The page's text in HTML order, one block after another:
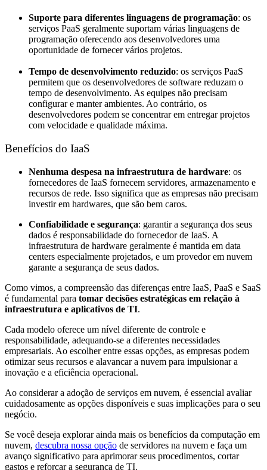
Suporte para diferentes linguagens de programação: os
serviços PaaS geralmente suportam várias linguagens de
programação oferecendo aos desenvolvedores uma
oportunidade de fornecer vários projetos.
Tempo de desenvolvimento reduzido: os serviços PaaS
permitem que os desenvolvedores de software reduzam o
tempo de desenvolvimento. As equipes não precisam
configurar e manter ambientes. Ao contrário, os
desenvolvedores podem se concentrar em entregar projetos
com velocidade e qualidade máxima.
Benefícios do IaaS
Nenhuma despesa na infraestrutura de hardware: os
fornecedores de IaaS fornecem servidores, armazenamento e
recursos de rede. Isso significa que as empresas não precisam
investir em hardwares, que são bem caros.
Confiabilidade e segurança: garantir a segurança dos seus
dados é responsabilidade do fornecedor de IaaS. A
infraestrutura de hardware geralmente é mantida em data
centers especialmente projetados, e um provedor em nuvem
garante a segurança de seus dados.
Como vimos, a compreensão das diferenças entre IaaS, PaaS e SaaS
é fundamental para tomar decisões estratégicas em relação à
infraestrutura e aplicativos de TI.
Cada modelo oferece um nível diferente de controle e
responsabilidade, adequando-se a diferentes necessidades
empresariais. Ao escolher entre essas opções, as empresas podem
otimizar seus recursos e alavancar a nuvem para impulsionar a
inovação e a eficiência operacional.
Ao considerar a adoção de serviços em nuvem, é essencial avaliar
cuidadosamente as opções disponíveis e suas implicações para o seu
negócio.
Se você deseja explorar ainda mais os benefícios da computação em
nuvem, descubra nossa opção de servidores na nuvem e faça um
avanço significativo para aprimorar seus procedimentos, cortar
gastos e reforçar a segurança de TI.